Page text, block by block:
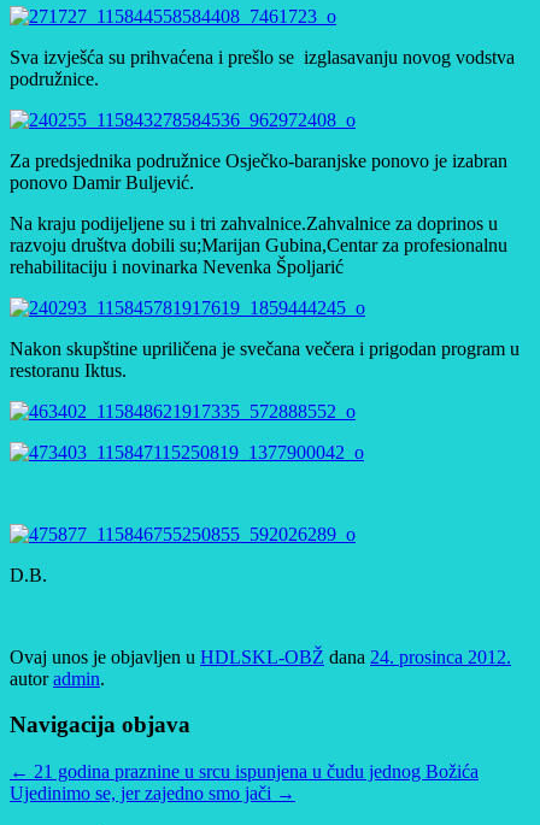
Sva izvješća su prihvaćena i prešlo se izglasavanju novog vodstva
podružnice.
Za predsjednika podružnice Osječko-baranjske ponovo je izabran
ponovo Damir Buljević.
Na kraju podijeljene su i tri zahvalnice.Zahvalnice za doprinos u
razvoju društva dobili su;Marijan Gubina,Centar za profesionalnu
rehabilitaciju i novinarka Nevenka Špoljarić
Nakon skupštine upriličena je svečana večera i prigodan program u
restoranu Iktus.
D.B.
Ovaj unos je objavljen u HDLSKL-OBŽ dana 24. prosinca 2012.
autoradmin.
Navigacija objava
← 21 godina praznine u srcu ispunjena u čudu jednog Božića
Ujedinimo se, jer zajedno smo jači →